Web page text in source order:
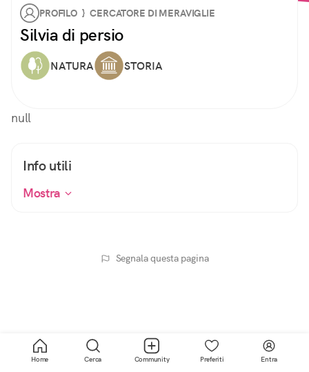
PROFILO } CERCATORE DI MERAVIGLIE
Silvia di persio
NATURA STORIA
null
Info utili
Mostra
Segnala questa pagina
Home Cerca Community Preferiti Entra